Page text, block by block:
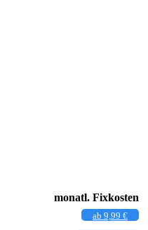
monatl. Fixkosten
ab 9,99 €